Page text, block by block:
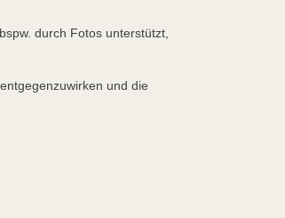
durch Fotos unterstützt,
und die